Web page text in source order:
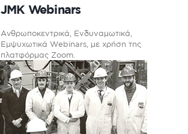
JMΚ Webinars
Ανθρωποκεντρικά, Ενδυναμωτικά,
Εμψυχωτικά Webinars, με χρήση της
πλατφόρμας Zoom.